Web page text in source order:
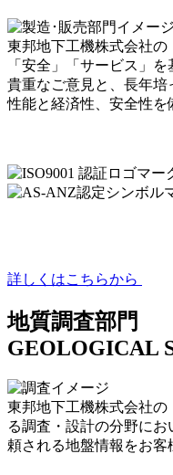
東邦地下工機株式会社の
「安全」「サービス」
貴重なご意見と、長年培
性能と経済性、安全性を
詳しくはこちらから
地質調査部門
GEOLOGICAL
東邦地下工機株式会社
る調査・設計の分野に
頼される地盤情報をお客